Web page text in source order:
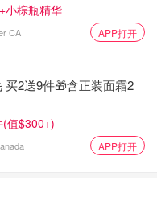
小棕瓶精华
CA APP打开
买2送9件🎁含正装面霜2
值$300+)
APP打开